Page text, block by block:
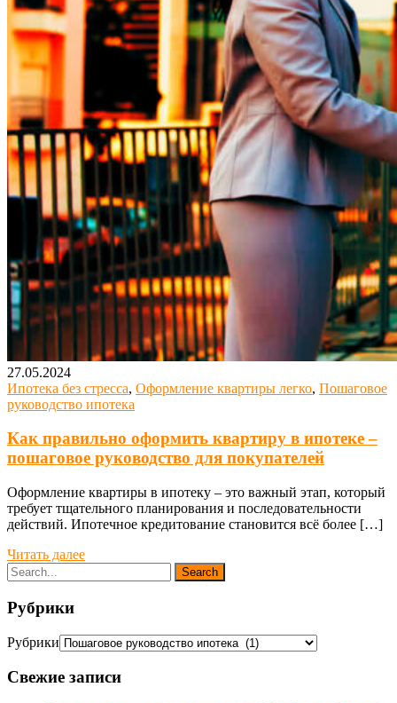
27.05.2024
Ипотека без стресса, Оформление квартиры легко, Пошаговое
руководство ипотека
Как правильно оформить квартиру в ипотеке –
пошаговое руководство для покупателей
Оформление квартиры в ипотеку – это важный этап, который
требует тщательного планирования и последовательности
действий. Ипотечное кредитование становится всё более […]
Читать далее
Рубрики
Рубрики
Свежие записи